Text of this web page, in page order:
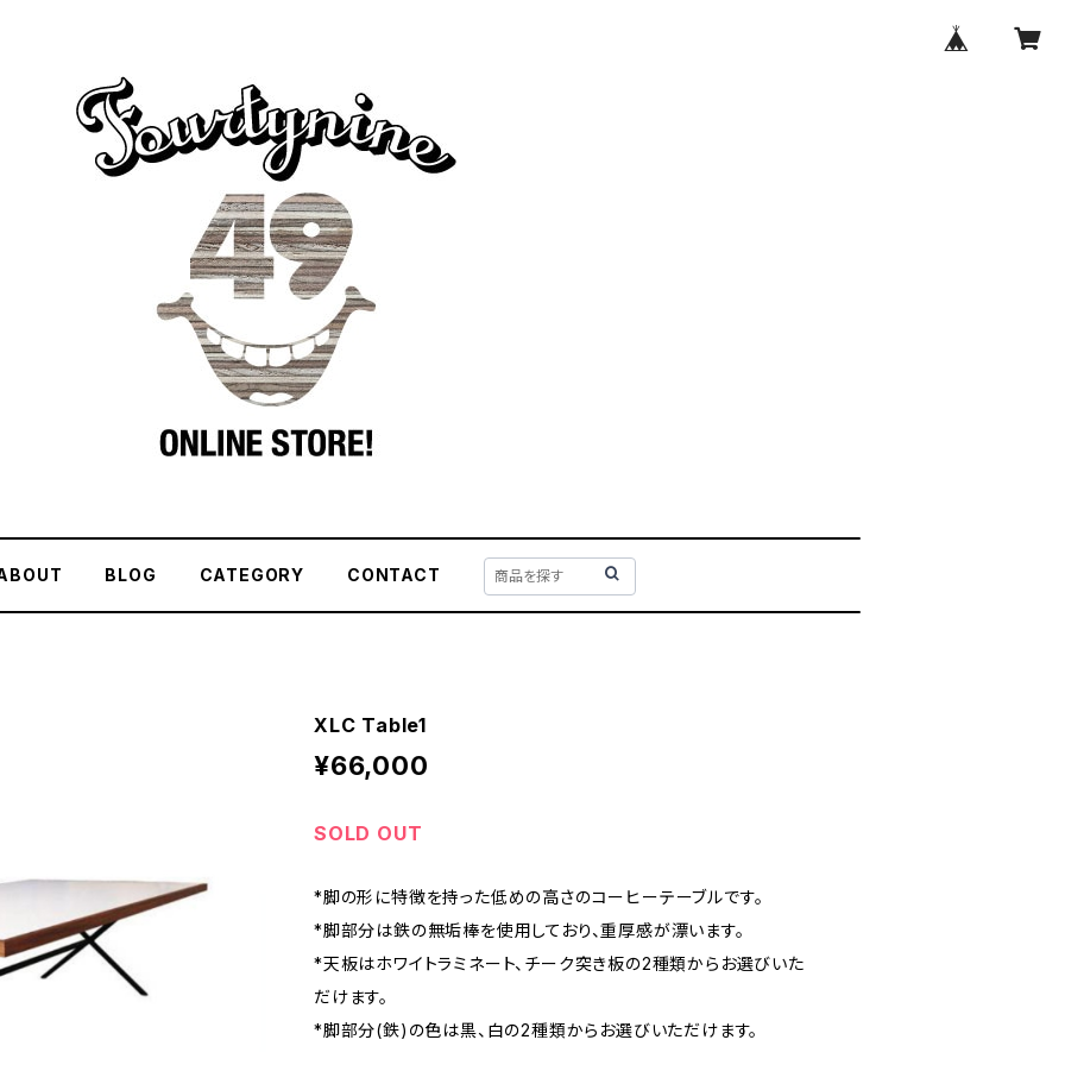
BLOG CATEGORY CONTACT
XLC Table1
¥66,000
SOLD OUT
*脚の形に特徴を持った低めの高さのコーヒーテーブルです。
*脚部分は鉄の無垢棒を使用しており、重厚感が漂います。
*天板はホワイトラミネート、チーク突き板の2種類からお選びいた
だけます。
*脚部分(鉄)の色は黒、白の2種類からお選びいただけます。